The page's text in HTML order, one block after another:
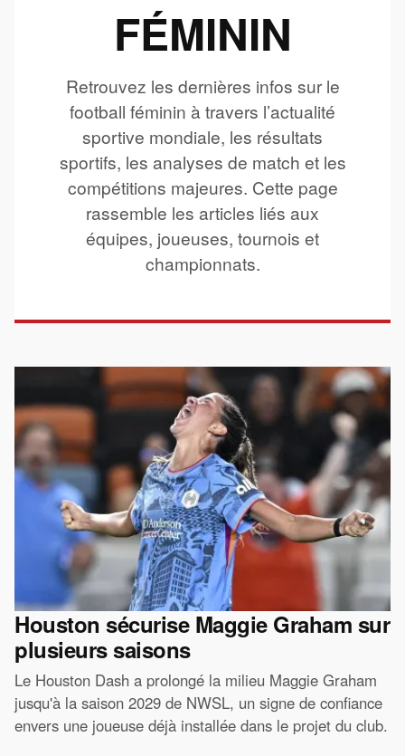
FÉMININ
Retrouvez les dernières infos sur le
football féminin à travers l’actualité
sportive mondiale, les résultats
sportifs, les analyses de match et les
compétitions majeures. Cette page
rassemble les articles liés aux
équipes, joueuses, tournois et
championnats.
Houston sécurise Maggie Graham sur
plusieurs saisons
Le Houston Dash a prolongé la milieu Maggie Graham
jusqu'à la saison 2029 de NWSL, un signe de confiance
envers une joueuse déjà installée dans le projet du club.